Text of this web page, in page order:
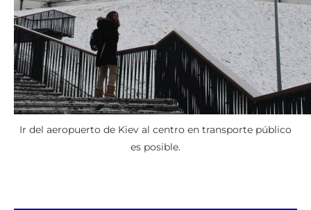
Ir del aeropuerto de Kiev al centro en transporte público
es posible.